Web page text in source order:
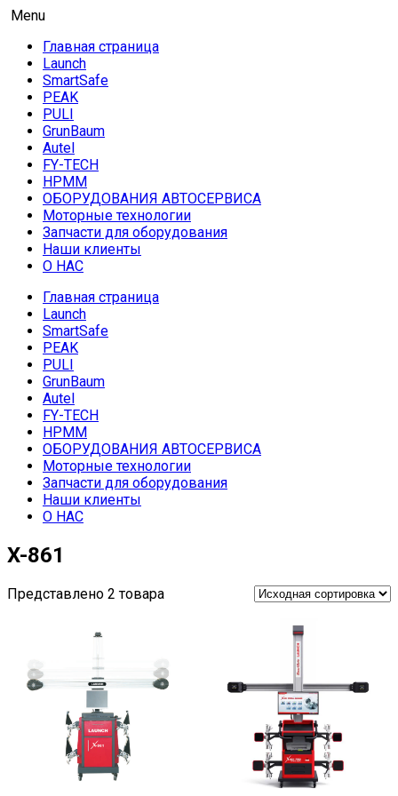
Skip
content
AUTO HOUSE
Launch в Армении,Launch Armenia
Menu
Главная страница
Launch
SmartSafe
PEAK
PULI
GrunBaum
Autel
FY-TECH
HPMM
ОБОРУДОВАНИЯ АВТОСЕРВИСА
Моторные технологии
Запчасти для оборудования
Наши клиенты
О НАС
Главная страница
Launch
SmartSafe
PEAK
PULI
GrunBaum
Autel
FY-TECH
HPMM
ОБОРУДОВАНИЯ АВТОСЕРВИСА
Моторные технологии
Запчасти для оборудования
Наши клиенты
О НАС
X-861
Представлено 2 товара